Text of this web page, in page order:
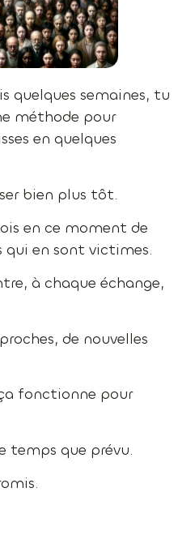
quelques semaines, tu
méthode pour
en quelques
bien plus tôt.
en ce moment de
qui en sont victimes.
à chaque échange,
de nouvelles
fonctionne pour
temps que prévu.